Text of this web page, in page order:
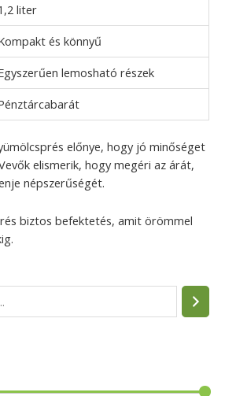
liter
és könnyű
lemosható részek
előnye, hogy jó minőséget
elismerik, hogy megéri az árát,
népszerűségét.
biztos befektetés, amit örömmel